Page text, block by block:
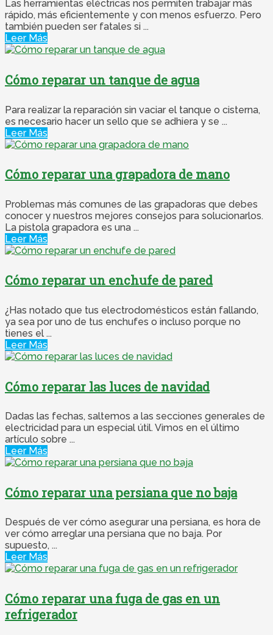
Las herramientas eléctricas nos permiten trabajar más
rápido, más eficientemente y con menos esfuerzo. Pero
también pueden ser fatales si ...
Leer Más
Cómo reparar un tanque de agua
Para realizar la reparación sin vaciar el tanque o cisterna,
es necesario hacer un sello que se adhiera y se ...
Leer Más
Cómo reparar una grapadora de mano
Problemas más comunes de las grapadoras que debes
conocer y nuestros mejores consejos para solucionarlos.
La pistola grapadora es una ...
Leer Más
Cómo reparar un enchufe de pared
¿Has notado que tus electrodomésticos están fallando,
ya sea por uno de tus enchufes o incluso porque no
tienes el ...
Leer Más
Cómo reparar las luces de navidad
Dadas las fechas, saltemos a las secciones generales de
electricidad para un especial útil. Vimos en el último
artículo sobre ...
Leer Más
Cómo reparar una persiana que no baja
Después de ver cómo asegurar una persiana, es hora de
ver cómo arreglar una persiana que no baja. Por
supuesto, ...
Leer Más
Cómo reparar una fuga de gas en un
refrigerador